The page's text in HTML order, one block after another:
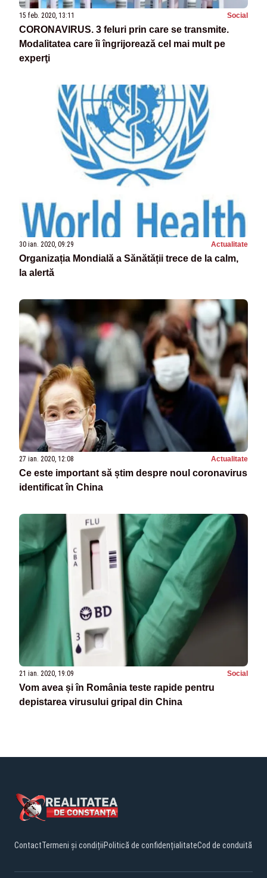
15 feb. 2020, 13:11 Social
CORONAVIRUS. 3 feluri prin care se transmite.
Modalitatea care îi îngrijorează cel mai mult pe
experţi
30 ian. 2020, 09:29 Actualitate
Organizația Mondială a Sănătății trece de la calm,
la alertă
27 ian. 2020, 12:08 Actualitate
Ce este important să știm despre noul coronavirus
identificat în China
21 ian. 2020, 19:09 Social
Vom avea și în România teste rapide pentru
depistarea virusului gripal din China
ContactTermeni și condițiiPolitică de confidențialitateCod de conduită